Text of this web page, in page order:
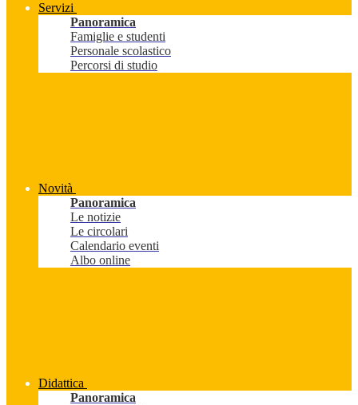
Servizi
Panoramica
Famiglie e studenti
Personale scolastico
Percorsi di studio
Novità
Panoramica
Le notizie
Le circolari
Calendario eventi
Albo online
Didattica
Panoramica